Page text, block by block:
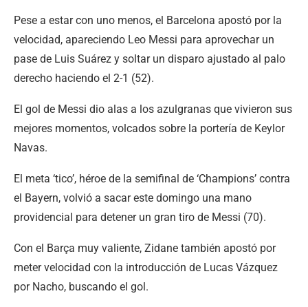
Pese a estar con uno menos, el Barcelona apostó por la
velocidad, apareciendo Leo Messi para aprovechar un
pase de Luis Suárez y soltar un disparo ajustado al palo
derecho haciendo el 2-1 (52).
El gol de Messi dio alas a los azulgranas que vivieron sus
mejores momentos, volcados sobre la portería de Keylor
Navas.
El meta ‘tico’, héroe de la semifinal de ‘Champions’ contra
el Bayern, volvió a sacar este domingo una mano
providencial para detener un gran tiro de Messi (70).
Con el Barça muy valiente, Zidane también apostó por
meter velocidad con la introducción de Lucas Vázquez
por Nacho, buscando el gol.